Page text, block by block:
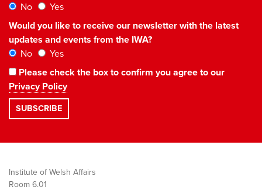
No
Yes
Would you like to receive our newsletter with the latest
updates and events from the IWA?
No
Yes
Please check the box to confirm you agree to our
Privacy Policy
Institute of Welsh Affairs
Room 6.01